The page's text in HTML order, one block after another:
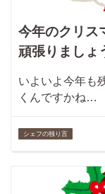
今年のクリス
頑張りましょ
いよいよ今年も
くんですかね…
シェフの独り言